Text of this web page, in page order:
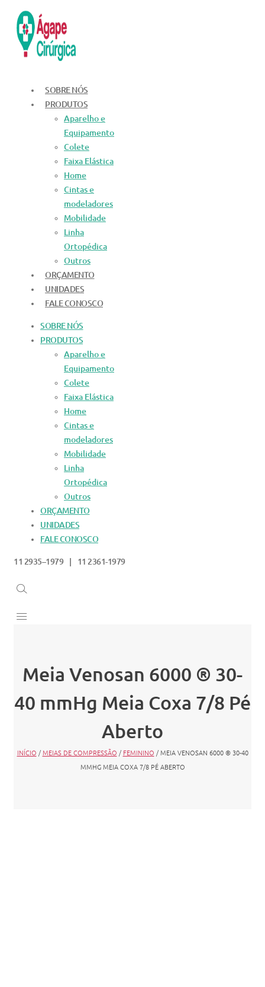
para
conteúdo
SOBRE NÓS
PRODUTOS
Aparelho e
Equipamento
Colete
Faixa Elástica
Home
Cintas e
modeladores
Mobilidade
Linha
Ortopédica
Outros
ORÇAMENTO
UNIDADES
FALE CONOSCO
SOBRE NÓS
PRODUTOS
Aparelho e
Equipamento
Colete
Faixa Elástica
Home
Cintas e
modeladores
Mobilidade
Linha
Ortopédica
Outros
ORÇAMENTO
UNIDADES
FALE CONOSCO
11 2935–1979 | 11 2361-1979
Meia Venosan 6000 ® 30-
40 mmHg Meia Coxa 7/8 Pé
Aberto
INÍCIO /MEIAS DE COMPRESSÃO / FEMININO / MEIA VENOSAN 6000 ® 30-40
MMHG MEIA COXA 7/8 PÉ ABERTO